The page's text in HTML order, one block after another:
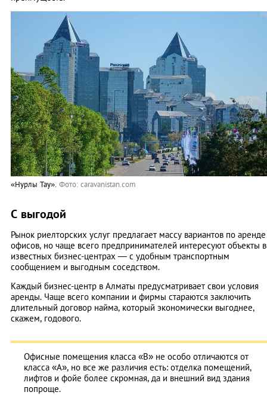
«Нурлы Тау». Фото: caravanistan.com
С выгодой
Рынок риелторских услуг предлагает массу вариантов по аренде
офисов, но чаще всего предпринимателей интересуют объекты в
известных бизнес-центрах — с удобным транспортным
сообщением и выгодным соседством.
Каждый бизнес-центр в Алматы предусматривает свои условия
аренды. Чаще всего компании и фирмы стараются заключить
длительный договор найма, который экономически выгоднее,
скажем, годового.
Офисные помещения класса «В» не особо отличаются от
класса «А», но все же различия есть: отделка помещений,
лифтов и фойе более скромная, да и внешний вид здания
попроще.